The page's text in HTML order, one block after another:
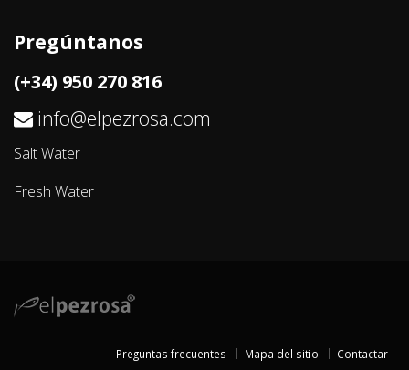
Pregúntanos
(+34) 950 270 816
info@elpezrosa.com
Salt Water
Fresh Water
Preguntas frecuentes Mapa del sitio Contactar